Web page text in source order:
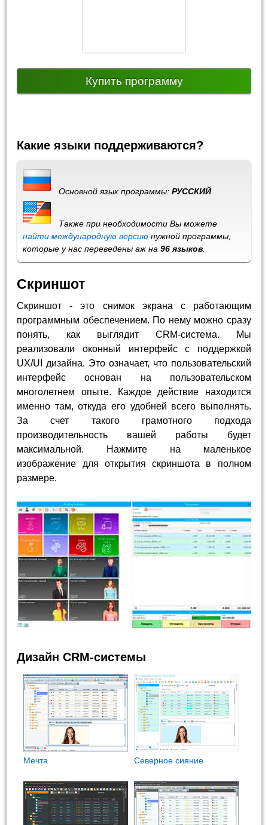
Купить программу
Какие языки поддерживаются?
Основной язык программы:РУССКИЙ
Также при необходимости Вы можете
найти международную версию нужной программы,
которые у нас переведены аж на96 языков.
Скриншот
Скриншот - это снимок экрана с работающим
программным обеспечением. По нему можно сразу
понять, как выглядит CRM-система. Мы
реализовали оконный интерфейс с поддержкой
UX/UI дизайна. Это означает, что пользовательский
интерфейс основан на пользовательском
многолетнем опыте. Каждое действие находится
именно там, откуда его удобней всего выполнять.
За счет такого грамотного подхода
производительность вашей работы будет
максимальной. Нажмите на маленькое
изображение для открытия скриншота в полном
размере.
Дизайн CRM-системы
Мечта Северное сияние